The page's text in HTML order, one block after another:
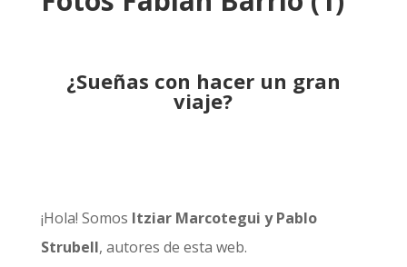
¿Sueñas con hacer un gran
viaje?
¡Hola! Somos Itziar Marcotegui y Pablo
Strubell, autores de esta web.